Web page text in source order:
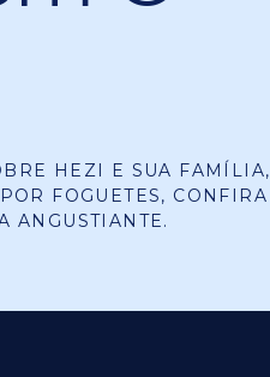
HEZI E SUA FAMÍLIA,
FOGUETES, CONFIRA
ANGUSTIANTE.